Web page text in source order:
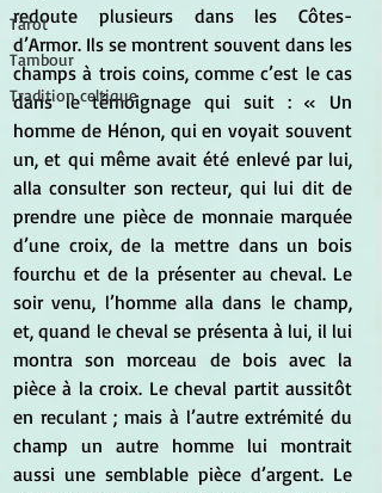
Tarot
Tambour
Tradition celtique
redoute plusieurs dans les Côtes-
d’Armor. Ils se montrent souvent dans les
champs à trois coins, comme c’est le cas
dans le témoignage qui suit : « Un
homme de Hénon, qui en voyait souvent
un, et qui même avait été enlevé par lui,
alla consulter son recteur, qui lui dit de
prendre une pièce de monnaie marquée
d’une croix, de la mettre dans un bois
fourchu et de la présenter au cheval. Le
soir venu, l’homme alla dans le champ,
et, quand le cheval se présenta à lui, il lui
montra son morceau de bois avec la
pièce à la croix. Le cheval partit aussitôt
en reculant ; mais à l’autre extrémité du
champ un autre homme lui montrait
aussi une semblable pièce d’argent. Le